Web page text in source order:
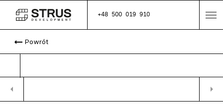
+48 500 019 910
arrow_right_alt Powrót
arrow_left arrow_right